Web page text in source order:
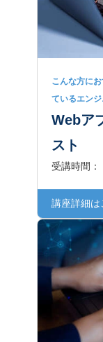
こんな方に
ているエン
Webア
スト
受講時間：
講座詳細は